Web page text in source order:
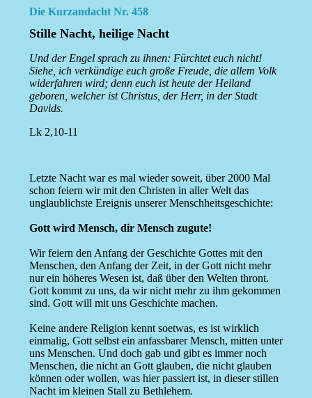
Die Kurzandacht Nr. 458
Stille Nacht, heilige Nacht
Und der Engel sprach zu ihnen: Fürchtet euch nicht!
Siehe, ich verkündige euch große Freude, die allem Volk
widerfahren wird; denn euch ist heute der Heiland
geboren, welcher ist Christus, der Herr, in der Stadt
Davids.
Lk 2,10-11
Letzte Nacht war es mal wieder soweit, über 2000 Mal
schon feiern wir mit den Christen in aller Welt das
unglaublichste Ereignis unserer Menschheitsgeschichte:
Gott wird Mensch, dir Mensch zugute!
Wir feiern den Anfang der Geschichte Gottes mit den
Menschen, den Anfang der Zeit, in der Gott nicht mehr
nur ein höheres Wesen ist, daß über den Welten thront.
Gott kommt zu uns, da wir nicht mehr zu ihm gekommen
sind. Gott will mit uns Geschichte machen.
Keine andere Religion kennt soetwas, es ist wirklich
einmalig, Gott selbst ein anfassbarer Mensch, mitten unter
uns Menschen. Und doch gab und gibt es immer noch
Menschen, die nicht an Gott glauben, die nicht glauben
können oder wollen, was hier passiert ist, in dieser stillen
Nacht im kleinen Stall zu Bethlehem.